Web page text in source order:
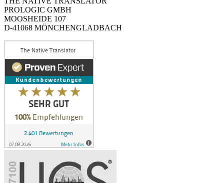
PROLOGIC GMBH
MOOSHEIDE 107
D-41068 MÖNCHENGLADBACH